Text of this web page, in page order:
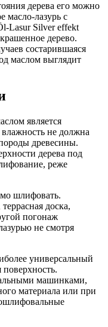
дерева его можно
масло-лазурь с
Lasur Silver effekt
дерево.
состарившаяся
маслом выглядит
является
не должна
древесины.
дерева под
реже
шлифовать.
доска,
погонаж
не смотря
универсальный
поверхность.
машинками,
материала или при